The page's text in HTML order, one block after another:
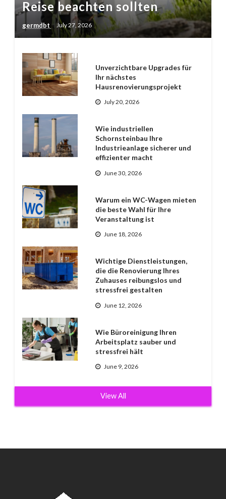
Reise beachten sollten
germdbt July 27, 2026
Unverzichtbare Upgrades für
Ihr nächstes
Hausrenovierungsprojekt
July 20, 2026
Wie industriellen
Schornsteinbau Ihre
Industrieanlage sicherer und
effizienter macht
June 30, 2026
Warum ein WC-Wagen mieten
die beste Wahl für Ihre
Veranstaltung ist
June 18, 2026
Wichtige Dienstleistungen,
die die Renovierung Ihres
Zuhauses reibungslos und
stressfrei gestalten
June 12, 2026
Wie Büroreinigung Ihren
Arbeitsplatz sauber und
stressfrei hält
June 9, 2026
View All